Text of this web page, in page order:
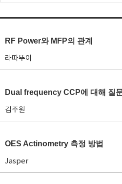
RF Power와 MFP의 관계
라따뚜이
Dual frequency CCP에 대해 질
김주원
OES Actinometry 측정 방법
Jasper